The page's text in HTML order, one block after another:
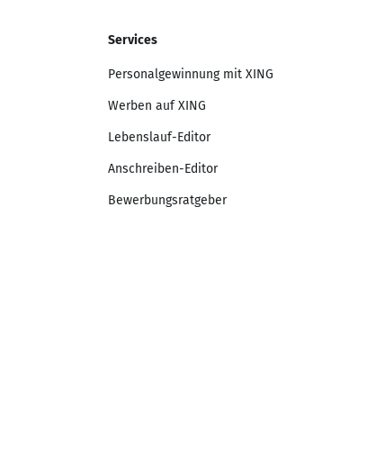
Services
Personalgewinnung mit XING
Werben auf XING
Lebenslauf-Editor
Anschreiben-Editor
Bewerbungsratgeber